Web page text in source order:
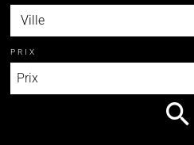
Ville
PRIX
Prix